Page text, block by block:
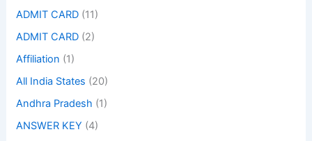
ADMIT CARD (11)
ADMIT CARD (2)
Affiliation (1)
All India States (20)
Andhra Pradesh (1)
ANSWER KEY (4)